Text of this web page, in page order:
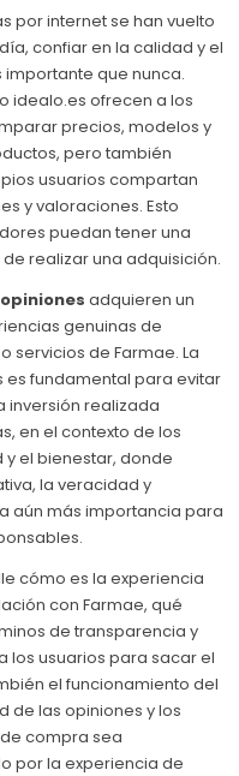
por internet se han vuelto
confiar en la calidad y el
que nunca.
idealo.es ofrecen a los
precios, modelos y
pero también
usuarios compartan
y valoraciones. Esto
puedan tener una
realizar una adquisición.
adquieren un
genuinas de
servicios de Farmae. La
fundamental para evitar
inversión realizada
en el contexto de los
el bienestar, donde
la veracidad y
aún más importancia para
cómo es la experiencia
con Farmae, qué
de transparencia y
los usuarios para sacar el
el funcionamiento del
de las opiniones y los
compra sea
por la experiencia de